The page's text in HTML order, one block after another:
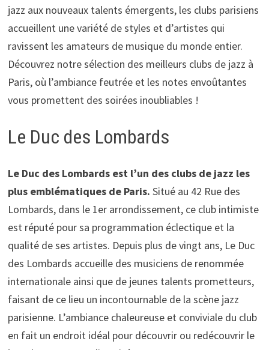
jazz aux nouveaux talents émergents, les clubs parisiens
accueillent une variété de styles et d’artistes qui
ravissent les amateurs de musique du monde entier.
Découvrez notre sélection des meilleurs clubs de jazz à
Paris, où l’ambiance feutrée et les notes envoûtantes
vous promettent des soirées inoubliables !
Le Duc des Lombards
Le Duc des Lombards est l’un des clubs de jazz les
plus emblématiques de Paris. Situé au 42 Rue des
Lombards, dans le 1er arrondissement, ce club intimiste
est réputé pour sa programmation éclectique et la
qualité de ses artistes. Depuis plus de vingt ans, Le Duc
des Lombards accueille des musiciens de renommée
internationale ainsi que de jeunes talents prometteurs,
faisant de ce lieu un incontournable de la scène jazz
parisienne. L’ambiance chaleureuse et conviviale du club
en fait un endroit idéal pour découvrir ou redécouvrir le